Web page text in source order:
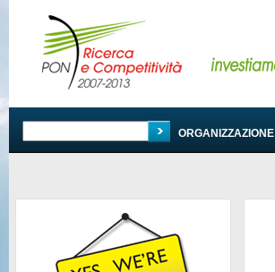
PROGRAMMA ORGANIZZAZIONE